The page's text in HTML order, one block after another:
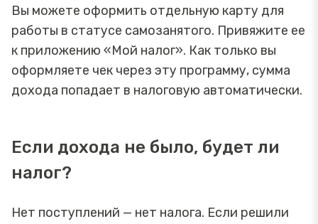
Вы можете оформить отдельную карту для
работы в статусе самозанятого. Привяжите ее
к приложению «Мой налог». Как только вы
оформляете чек через эту программу, сумма
дохода попадает в налоговую автоматически.
Если дохода не было, будет ли
налог?
Нет поступлений — нет налога. Если решили